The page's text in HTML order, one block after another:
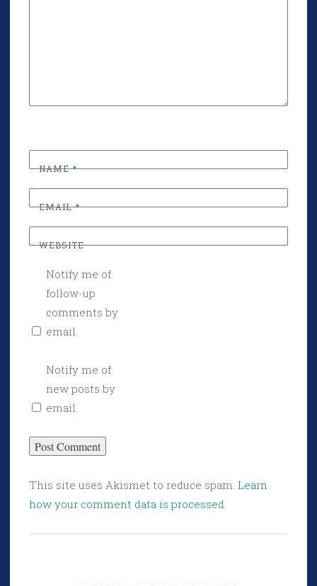
NAME*
EMAIL*
WEBSITE
Notify me of
follow-up
comments by
email.
Notify me of
new posts by
email.
This site uses Akismet to reduce spam. Learn
how your comment data is processed.